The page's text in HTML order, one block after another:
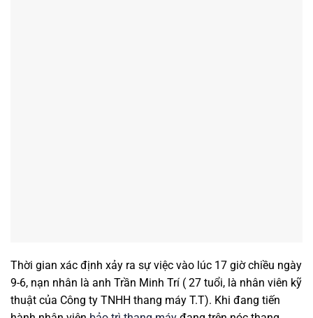
Thời gian xác định xảy ra sự việc vào lúc 17 giờ chiều ngày
9-6, nạn nhân là anh Trần Minh Trí ( 27 tuổi, là nhân viên kỹ
thuật của Công ty TNHH thang máy T.T). Khi đang tiến